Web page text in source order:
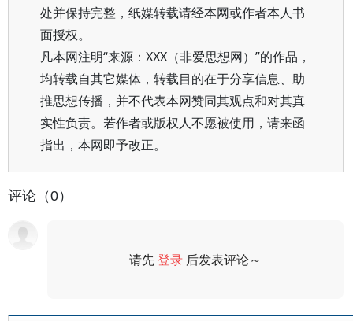
处并保持完整，纸媒转载请经本网或作者本人书
面授权。
凡本网注明“来源：XXX（非爱思想网）”的作品，
均转载自其它媒体，转载目的在于分享信息、助
推思想传播，并不代表本网赞同其观点和对其真
实性负责。若作者或版权人不愿被使用，请来函
指出，本网即予改正。
评论（0）
请先登录 后发表评论～